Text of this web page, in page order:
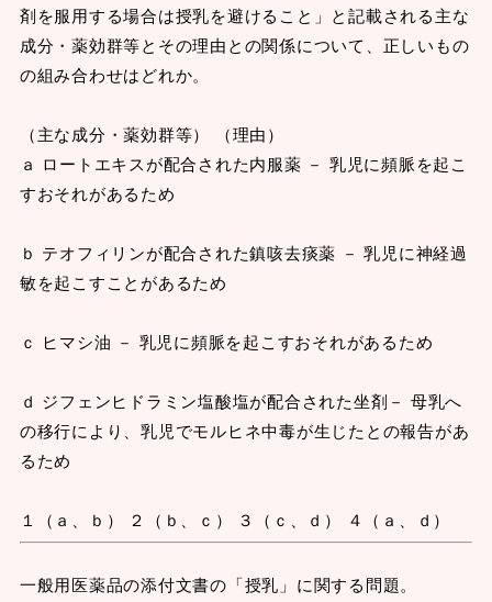
剤を服用する場合は授乳を避けること」と記載される主な
成分・薬効群等とその理由との関係について、正しいもの
の組み合わせはどれか。
（主な成分・薬効群等） （理由）
ａ ロートエキスが配合された内服薬 － 乳児に頻脈を起こ
すおそれがあるため
ｂ テオフィリンが配合された鎮咳去痰薬 － 乳児に神経過
敏を起こすことがあるため
ｃ ヒマシ油 － 乳児に頻脈を起こすおそれがあるため
ｄ ジフェンヒドラミン塩酸塩が配合された坐剤－ 母乳へ
の移行により、乳児でモルヒネ中毒が生じたとの報告があ
るため
１（ａ、ｂ） ２（ｂ、ｃ） ３（ｃ、ｄ） ４（ａ、ｄ）
一般用医薬品の添付文書の「授乳」に関する問題。